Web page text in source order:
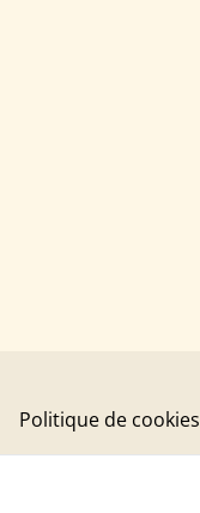
Politique de cookies